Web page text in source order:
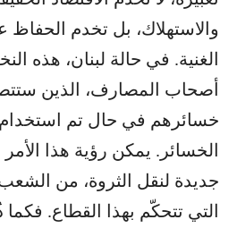
والاستهلاك، بل تخدم
الغنية. في حالة لبنان، هذه
أصحاب المصارف، الذين
خسائرهم في حال تم استخدام
الخسائر. يمكن رؤية هذا
جديدة لنقل الثروة، من
التي تتحكّم بهذا القطاع. فكما